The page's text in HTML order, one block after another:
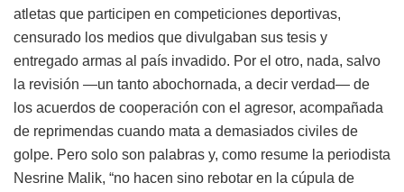
atletas que participen en competiciones deportivas,
censurado los medios que divulgaban sus tesis y
entregado armas al país invadido. Por el otro, nada, salvo
la revisión —un tanto abochornada, a decir verdad— de
los acuerdos de cooperación con el agresor, acompañada
de reprimendas cuando mata a demasiados civiles de
golpe. Pero solo son palabras y, como resume la periodista
Nesrine Malik, “no hacen sino rebotar en la cúpula de